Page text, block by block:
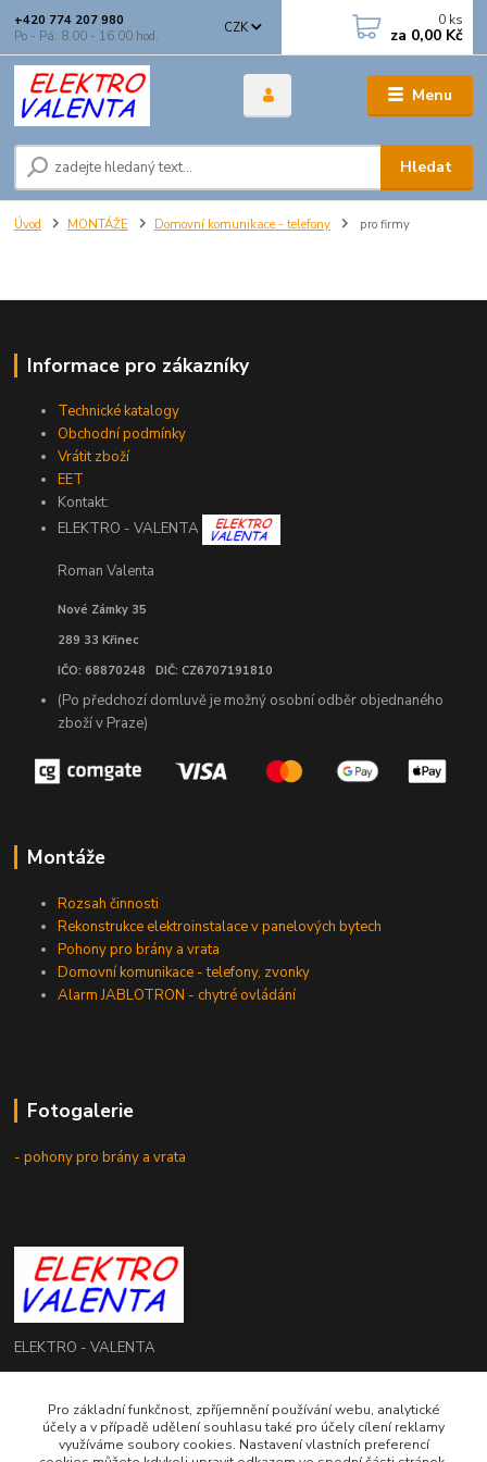
Menu
CZK
Hledat
+420 774 207 980
Po - Pá: 8.00 - 16.00 hod.
0 ks
za 0,00 Kč
Úvod MONTÁŽE Domovní komunikace - telefony pro firmy
Informace pro zákazníky
Technické katalogy
Obchodní podmínky
Vrátit zboží
EET
Kontakt:
ELEKTRO - VALENTA
Roman Valenta
Nové Zámky 35
289 33 Křinec
IČO: 68870248 DIČ: CZ6707191810
(Po předchozí domluvě je možný osobní odběr objednaného
zboží v Praze)
Montáže
Rozsah činnosti
Rekonstrukce elektroinstalace v panelových bytech
Pohony pro brány a vrata
Domovní komunikace - telefony, zvonky
Alarm JABLOTRON - chytré ovládání
Fotogalerie
- pohony pro brány a vrata
ELEKTRO - VALENTA
+420 774 207 980
Po - Pá: 8.00 - 16.00 hod.
Pro základní funkčnost, zpříjemnění používání webu, analytické
účely a v případě udělení souhlasu také pro účely cílení reklamy
využíváme soubory cookies. Nastavení vlastních preferencí